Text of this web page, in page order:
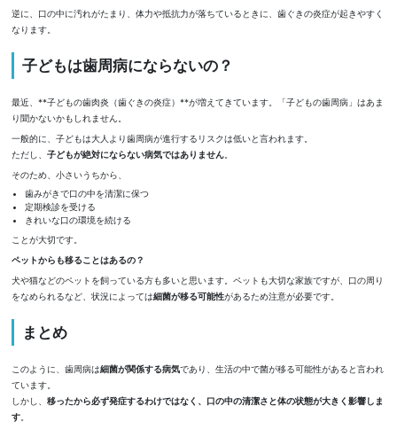
逆に、口の中に汚れがたまり、体力や抵抗力が落ちているときに、歯ぐきの炎症が起きやすく
なります。
子どもは歯周病にならないの？
最近、**子どもの歯肉炎（歯ぐきの炎症）**が増えてきています。「子どもの歯周病」はあま
り聞かないかもしれません。
一般的に、子どもは大人より歯周病が進行するリスクは低いと言われます。
ただし、子どもが絶対にならない病気ではありません
そのため、小さいうちから、
歯みがきで口の中を清潔に保つ
定期検診を受ける
きれいな口の環境を続ける
ことが大切です。
ペットからも移ることはあるの？
犬や猫などのペットを飼っている方も多いと思います。ペットも大切な家族ですが、口の周り
をなめられるなど、状況によっては細菌が移る可能性があるため注意が必要です。
まとめ
このように、歯周病は細菌が関係する病気であり、生活の中で菌が移る可能性があると言われ
ています。
しかし、移ったから必ず発症するわけではなく、口の中の清潔さと体の状態が大きく影響しま
す